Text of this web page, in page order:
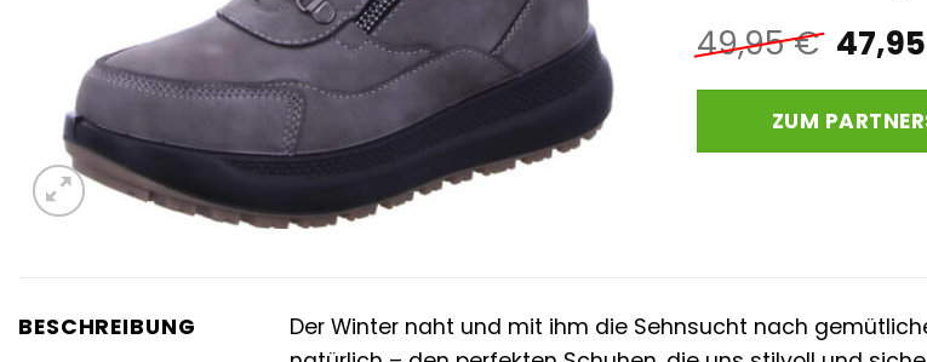
49,95€
Preis
war:
47,95
ZUM
BESCHREIBUNG
Der Winter naht und mit ihm die Sehnsucht nach